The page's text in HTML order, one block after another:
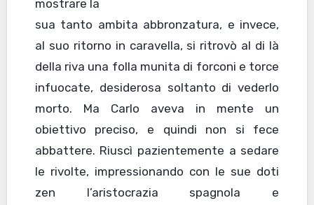
mostrare la
sua tanto ambita abbronzatura, e invece,
al suo ritorno in caravella, si ritrovò al di là
della riva una folla munita di forconi e torce
infuocate, desiderosa soltanto di vederlo
morto. Ma Carlo aveva in mente un
obiettivo preciso, e quindi non si fece
abbattere. Riuscì pazientemente a sedare
le rivolte, impressionando con le sue doti
zen l’aristocrazia spagnola e